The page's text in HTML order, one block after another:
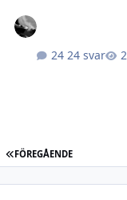
24 svar
FÖRSTA SIDAN
FÖREGÅENDE